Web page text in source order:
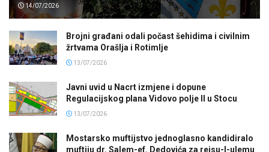
14/07/2026
Brojni građani odali počast šehidima i civilnim
žrtvama Orašlja i Rotimlje
13/07/2026
Javni uvid u Nacrt izmjene i dopune
Regulacijskog plana Vidovo polje II u Stocu
13/07/2026
Mostarsko muftijstvo jednoglasno kandidiralo
muftiju dr. Salem-ef. Dedovića za reisu-l-ulemu